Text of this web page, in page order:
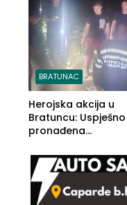
BRATUNAC
Herojska akcija u
Bratuncu: Uspješno
pronađena
a Ivanka Lazić,
rodom iz Kravice.